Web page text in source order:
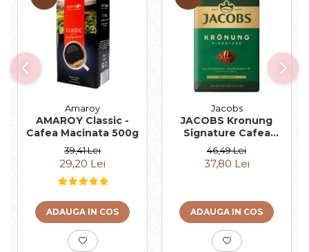
Amaroy
AMAROY Classic -
Cafea Macinata 500g
39,41 Lei
29,20 Lei
ADAUGA IN COS
Jacobs
JACOBS Kronung
Signature Cafea
Macinata 500g
46,49 Lei
37,80 Lei
ADAUGA IN COS